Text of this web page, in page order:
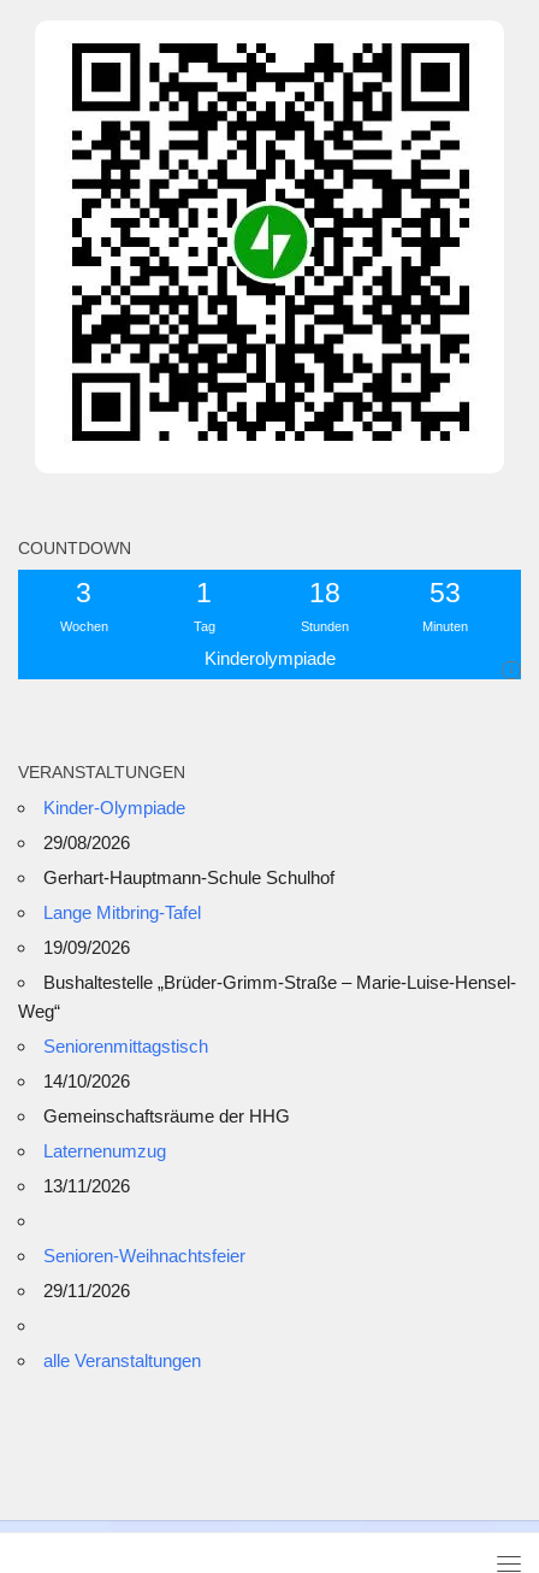
COUNTDOWN
3
Wochen
1
Tag
18
Stunden
53
Minuten
Kinderolympiade
i
VERANSTALTUNGEN
Kinder-Olympiade
29/08/2026
Gerhart-Hauptmann-Schule Schulhof
Lange Mitbring-Tafel
19/09/2026
Bushaltestelle „Brüder-Grimm-Straße – Marie-Luise-Hensel-
Weg“
Seniorenmittagstisch
14/10/2026
Gemeinschaftsräume der HHG
Laternenumzug
13/11/2026
Senioren-Weihnachtsfeier
29/11/2026
alle Veranstaltungen